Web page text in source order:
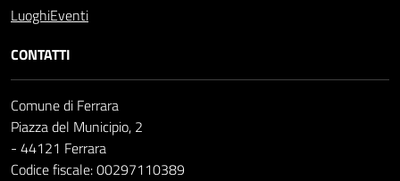
LuoghiEventi
CONTATTI
Comune di Ferrara
Piazza del Municipio, 2
- 44121 Ferrara
Codice fiscale: 00297110389